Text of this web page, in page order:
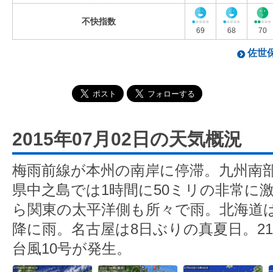
不快指数
69 68 70
佐世
2015年07月02日の天気概況
梅雨前線が本州の南岸に停滞。九州南
県中之島では1時間に50ミリの非常に
ら関東の太平洋側も所々で雨。北海道
降に雨。名古屋は8日ぶりの真夏日。
台風10号が発生。